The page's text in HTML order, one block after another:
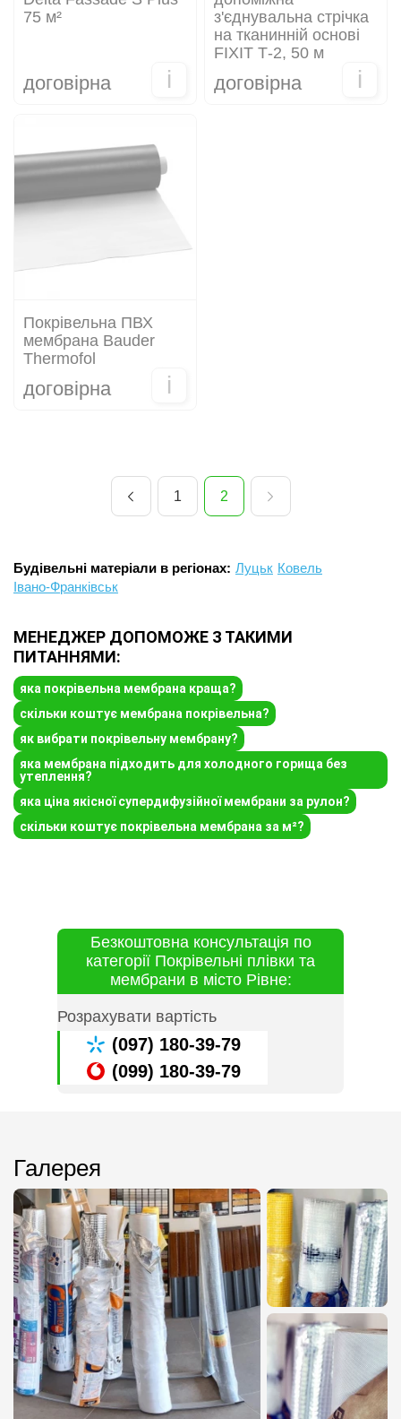
75 м²
договірна i
з'єднувальна стрічка
на тканинній основі
FIXIT Т-2, 50 м
договірна i
Покрівельна ПВХ
мембрана Bauder
Thermofol
договірна i
1 2
Будівельні матеріали в регіонах: Луцьк Ковель
Івано-Франківськ
МЕНЕДЖЕР ДОПОМОЖЕ З ТАКИМИ
ПИТАННЯМИ:
яка покрівельна мембрана краща?
скільки коштує мембрана покрівельна?
як вибрати покрівельну мембрану?
яка мембрана підходить для холодного горища без
утеплення?
яка ціна якісної супердифузійної мембрани за рулон?
скільки коштує покрівельна мембрана за м²?
Безкоштовна консультація по
категорії Покрівельні плівки та
мембрани в місто Рівне:
Розрахувати вартість
(097) 180-39-79
(099) 180-39-79
Галерея